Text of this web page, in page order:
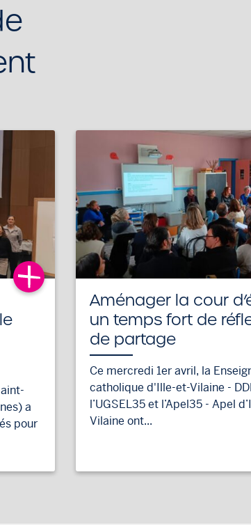
a
pour
Aménager la cour
un temps fort de
de partage
Ce mercredi 1er avril, la
catholique d'Ille-et-Vilaine -
l’UGSEL35 et l’Apel35 - Apel
Vilaine ont...